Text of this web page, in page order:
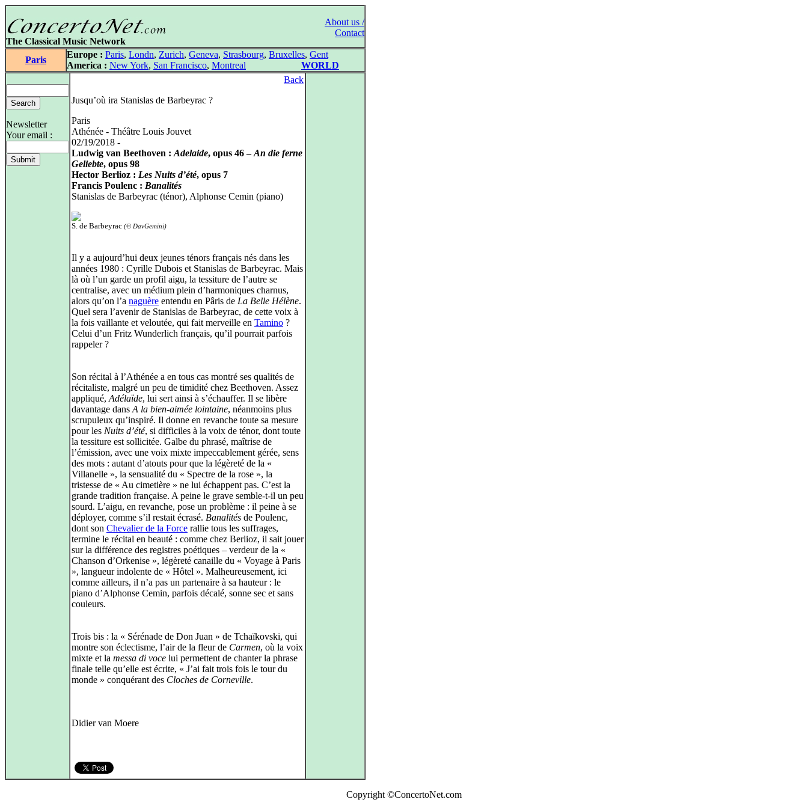
About us /
Contact
The Classical Music Network
Paris
Europe : Paris, Londn, Zurich, Geneva, Strasbourg, Bruxelles, Gent
America : New York, San Francisco, Montreal WORLD
Newsletter
Your email :
Back
Jusqu’où ira Stanislas de Barbeyrac ?
Paris
Athénée - Théâtre Louis Jouvet
02/19/2018 -
Ludwig van Beethoven : Adelaide, opus 46 –An die ferne
Geliebte, opus 98
Hector Berlioz : Les Nuits d’été, opus 7
Francis Poulenc : Banalités
Stanislas de Barbeyrac (ténor), Alphonse Cemin (piano)
S. de Barbeyrac (© DavGemini)
Il y a aujourd’hui deux jeunes ténors français nés dans les
années 1980 : Cyrille Dubois et Stanislas de Barbeyrac. Mais
là où l’un garde un profil aigu, la tessiture de l’autre se
centralise, avec un médium plein d’harmoniques charnus,
alors qu’on l’a naguère entendu en Pâris de La Belle Hélène.
Quel sera l’avenir de Stanislas de Barbeyrac, de cette voix à
la fois vaillante et veloutée, qui fait merveille en Tamino ?
Celui d’un Fritz Wunderlich français, qu’il pourrait parfois
rappeler ?
Son récital à l’Athénée a en tous cas montré ses qualités de
récitaliste, malgré un peu de timidité chez Beethoven. Assez
appliqué, Adélaïde, lui sert ainsi à s’échauffer. Il se libère
davantage dans A la bien-aimée lointaine, néanmoins plus
scrupuleux qu’inspiré. Il donne en revanche toute sa mesure
pour les Nuits d’été, si difficiles à la voix de ténor, dont toute
la tessiture est sollicitée. Galbe du phrasé, maîtrise de
l’émission, avec une voix mixte impeccablement gérée, sens
des mots : autant d’atouts pour que la légèreté de la «
Villanelle », la sensualité du « Spectre de la rose », la
tristesse de « Au cimetière » ne lui échappent pas. C’est la
grande tradition française. A peine le grave semble-t-il un peu
sourd. L’aigu, en revanche, pose un problème : il peine à se
déployer, comme s’il restait écrasé. Banalités de Poulenc,
dont son Chevalier de la Force rallie tous les suffrages,
termine le récital en beauté : comme chez Berlioz, il sait jouer
sur la différence des registres poétiques – verdeur de la «
Chanson d’Orkenise », légèreté canaille du « Voyage à Paris
», langueur indolente de « Hôtel ». Malheureusement, ici
comme ailleurs, il n’a pas un partenaire à sa hauteur : le
piano d’Alphonse Cemin, parfois décalé, sonne sec et sans
couleurs.
Trois bis : la « Sérénade de Don Juan » de Tchaïkovski, qui
montre son éclectisme, l’air de la fleur de Carmen, où la voix
mixte et la messa di voce lui permettent de chanter la phrase
finale telle qu’elle est écrite, « J’ai fait trois fois le tour du
monde » conquérant des Cloches de Corneville.
Didier van Moere
Copyright ©ConcertoNet.com